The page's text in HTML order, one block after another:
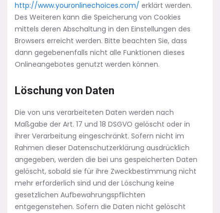
http://www.youronlinechoices.com/ erklärt werden.
Des Weiteren kann die Speicherung von Cookies
mittels deren Abschaltung in den Einstellungen des
Browsers erreicht werden. Bitte beachten Sie, dass
dann gegebenenfalls nicht alle Funktionen dieses
Onlineangebotes genutzt werden können.
Löschung von Daten
Die von uns verarbeiteten Daten werden nach
Maßgabe der Art. 17 und 18 DSGVO gelöscht oder in
ihrer Verarbeitung eingeschränkt. Sofern nicht im
Rahmen dieser Datenschutzerklärung ausdrücklich
angegeben, werden die bei uns gespeicherten Daten
gelöscht, sobald sie für ihre Zweckbestimmung nicht
mehr erforderlich sind und der Löschung keine
gesetzlichen Aufbewahrungspflichten
entgegenstehen. Sofern die Daten nicht gelöscht